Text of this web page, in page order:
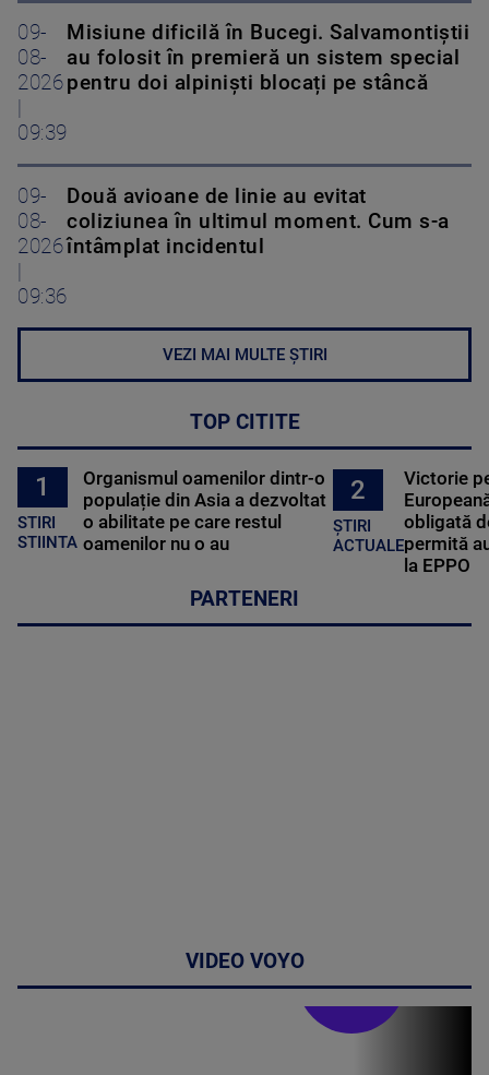
09-
08-
2026
09:39
Misiune dificilă în Bucegi. Salvamontiștii
au folosit în premieră un sistem special
pentru doi alpiniști blocați pe stâncă
09-
08-
2026
09:36
Două avioane de linie au evitat
coliziunea în ultimul moment. Cum s-a
întâmplat incidentul
VEZI MAI MULTE ȘTIRI
TOP CITITE
1
STIRI
STIINTA
Organismul oamenilor dintr-o
populație din Asia a dezvoltat
o abilitate pe care restul
oamenilor nu o au
2
ȘTIRI
ACTUALE
Victorie
obligată
permită
la EPPO
PARTENERI
VIDEO VOYO